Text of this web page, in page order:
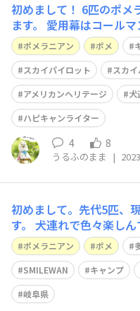
初めまして！ 6匹のポメ
ます。 愛用幕はコール
リテージと、サバティカ
ハピキャンwebサイトで
ポメラニアン ポメ
スカイパイロット
スカ
アメリカンヘリテージ
犬
ハピキャンライター
4 8
うるふのまま |
初めまして。先代5匹、
す。 犬連れで色々楽し
ポメラニアン ポメ
SMILEWAN
キャンプ
岐阜県